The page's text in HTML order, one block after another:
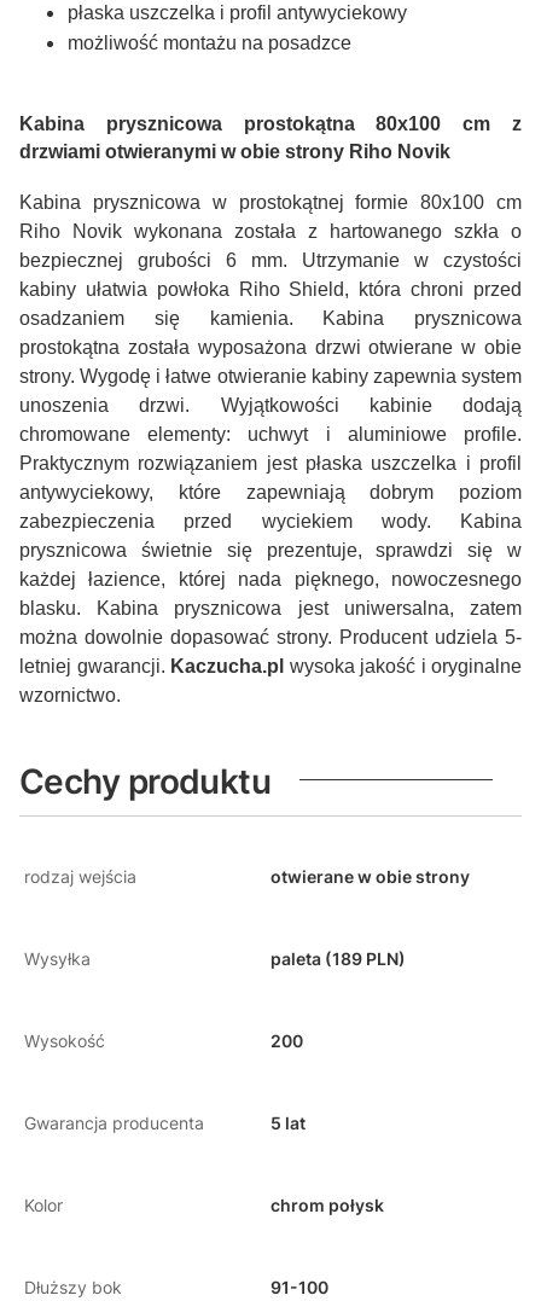
płaska uszczelka i profil antywyciekowy
możliwość montażu na posadzce
Kabina prysznicowa prostokątna 80x100 cm z
drzwiami otwieranymi w obie strony Riho Novik
Kabina prysznicowa w prostokątnej formie 80x100 cm
Riho Novik wykonana została z hartowanego szkła o
bezpiecznej grubości 6 mm. Utrzymanie w czystości
kabiny ułatwia powłoka Riho Shield, która chroni przed
osadzaniem się kamienia. Kabina prysznicowa
prostokątna została wyposażona drzwi otwierane w obie
strony. Wygodę i łatwe otwieranie kabiny zapewnia system
unoszenia drzwi. Wyjątkowości kabinie dodają
chromowane elementy: uchwyt i aluminiowe profile.
Praktycznym rozwiązaniem jest płaska uszczelka i profil
antywyciekowy, które zapewniają dobrym poziom
zabezpieczenia przed wyciekiem wody. Kabina
prysznicowa świetnie się prezentuje, sprawdzi się w
każdej łazience, której nada pięknego, nowoczesnego
blasku. Kabina prysznicowa jest uniwersalna, zatem
można dowolnie dopasować strony. Producent udziela 5-
letniej gwarancji. Kaczucha.pl wysoka jakość i oryginalne
wzornictwo.
Cechy produktu
rodzaj wejścia otwierane w obie strony
Wysyłka paleta (189 PLN)
Wysokość 200
Gwarancja producenta 5 lat
Kolor chrom połysk
Dłuższy bok 91-100